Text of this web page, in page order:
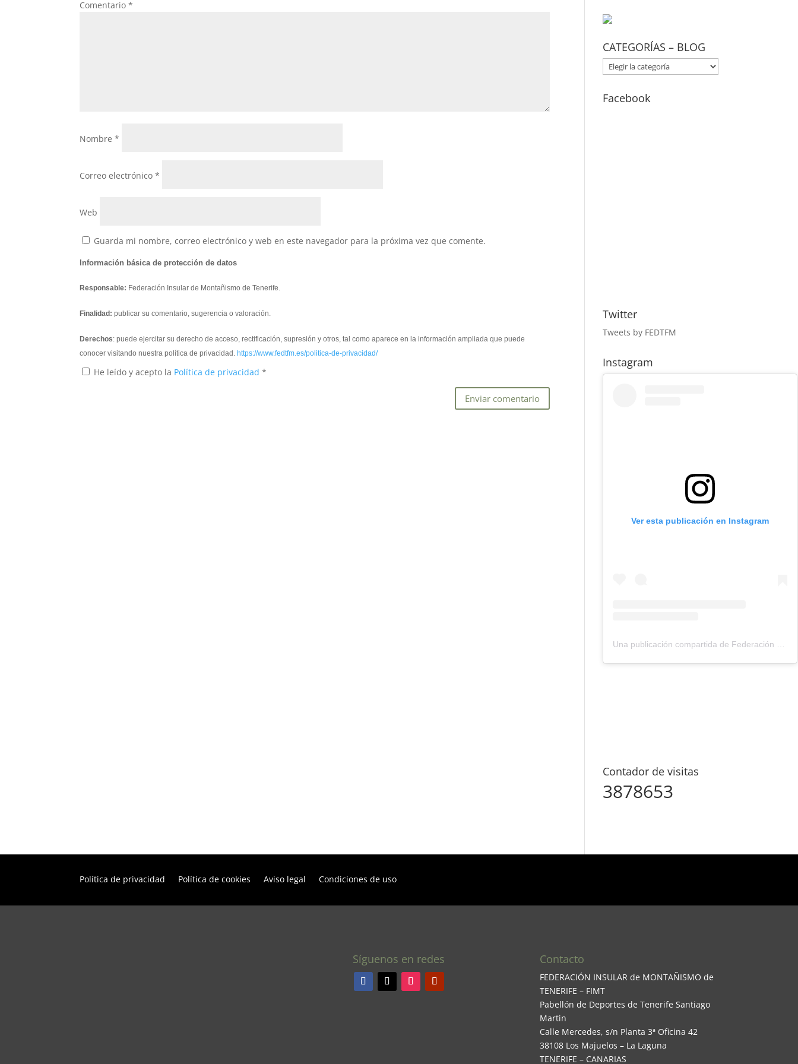
k
Comentario*
Nombre*
Correo electrónico*
Web
Guarda mi nombre, correo electrónico y web en este navegador para la próxima vez que comente.
Información básica de protección de datos
Responsable: Federación Insular de Montañismo de Tenerife.
Finalidad: publicar su comentario, sugerencia o valoración.
Derechos: puede ejercitar su derecho de acceso, rectificación, supresión y otros, tal como aparece en la información ampliada que puede
conocer visitando nuestra política de privacidad. https://www.fedtfm.es/politica-de-privacidad/
He leído y acepto la Política de privacidad*
CATEGORÍAS – BLOG
CATEGORÍAS
–
BLOG
Facebook
Twitter
Tweets by FEDTFM
Instagram
Ver esta publicación en Instagram
Contador de visitas
3878653
Política de privacidad Política de cookies Aviso legal Condiciones de uso
Síguenos en redes Contacto
FEDERACIÓN INSULAR de MONTAÑISMO de
TENERIFE – FIMT
Pabellón de Deportes de Tenerife Santiago
Martin
Calle Mercedes, s/n Planta 3ª Oficina 42
38108 Los Majuelos – La Laguna
TENERIFE – CANARIAS